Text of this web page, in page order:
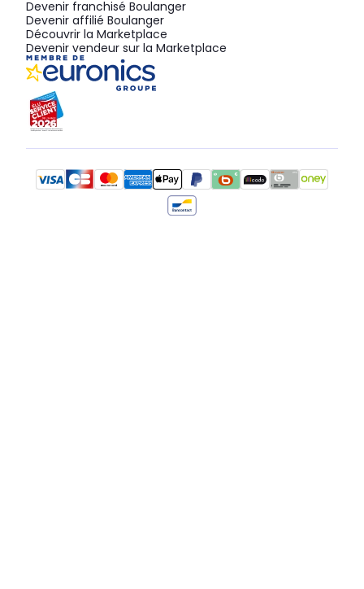
Devenir franchisé Boulanger
Devenir affilié Boulanger
Découvrir la Marketplace
Devenir vendeur sur la Marketplace